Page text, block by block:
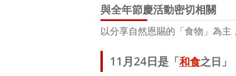
與全年節慶活動密切相關
以分享自然恩賜的「食物」為主
11月24日是 「和食之日」